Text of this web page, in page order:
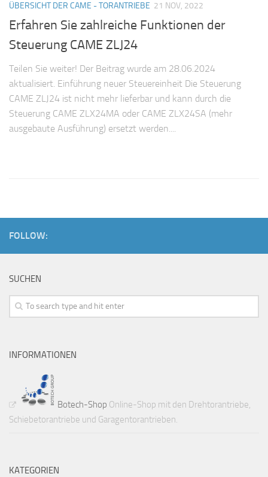
ÜBERSICHT DER CAME - TORANTRIEBE 21 NOV, 2022
Erfahren Sie zahlreiche Funktionen der
Steuerung CAME ZLJ24
Teilen Sie weiter! Der Beitrag wurde am 28.06.2024
aktualisiert. Einführung neuer Steuereinheit Die Steuerung
CAME ZLJ24 ist nicht mehr lieferbar und kann durch die
Steuerung CAME ZLX24MA oder CAME ZLX24SA (mehr
ausgebaute Ausführung) ersetzt werden....
FOLLOW:
SUCHEN
INFORMATIONEN
Botech-Shop Online-Shop mit den Drehtorantriebe,
Schiebetorantriebe und Garagentorantrieben.
KATEGORIEN